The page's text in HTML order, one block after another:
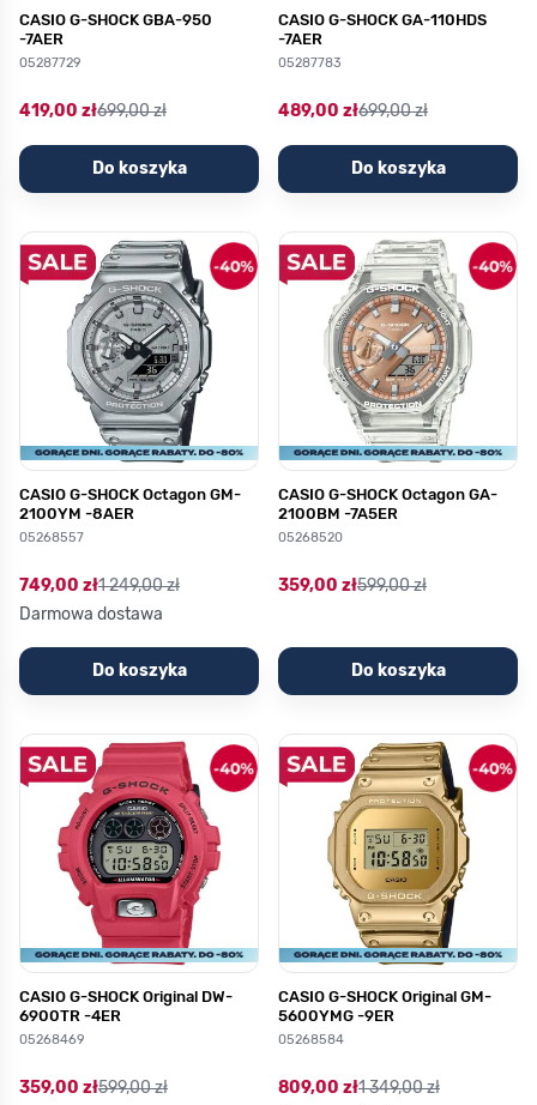
CASIO G-SHOCK GBA-950
-7AER
05287729
419,00 zł699,00 zł
Do koszyka
CASIO G-SHOCK GA-110HDS
-7AER
05287783
489,00 zł699,00 zł
Do koszyka
CASIO G-SHOCK Octagon GM-
2100YM -8AER
05268557
749,00 zł1 249,00 zł
Darmowa dostawa
Do koszyka
CASIO G-SHOCK Octagon GA-
2100BM -7A5ER
05268520
359,00 zł599,00 zł
Do koszyka
CASIO G-SHOCK Original DW-
6900TR -4ER
05268469
359,00 zł599,00 zł
CASIO G-SHOCK Original GM-
5600YMG -9ER
05268584
809,00 zł1 349,00 zł